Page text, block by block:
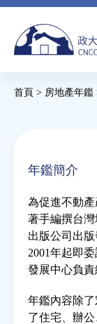
Jump
navigation
表
搜
這
首頁 > 房地產年鑑
年鑑簡介
為促進不動
著手編撰台
出版公司出
2001年起即
發展中心負責
年鑑內容除
了住宅、辦